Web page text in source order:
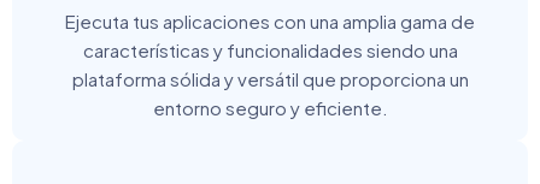
Ejecuta tus aplicaciones con una amplia gama de
características y funcionalidades siendo una
plataforma sólida y versátil que proporciona un
entorno seguro y eficiente.